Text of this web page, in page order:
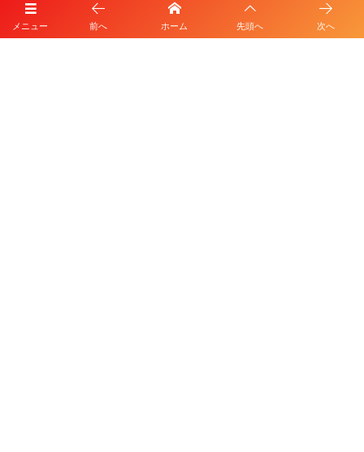
メニュー 前へ ホーム 先頭へ 次へ